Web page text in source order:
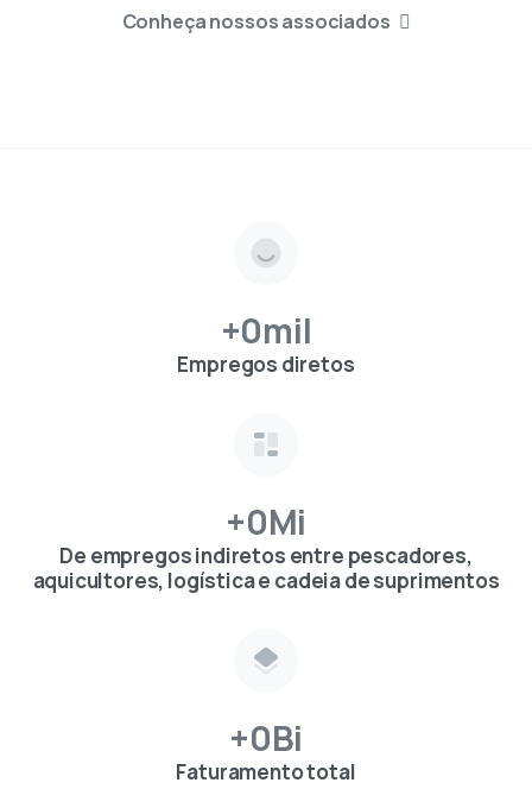
Conheça nossos associados
+0mil
Empregos diretos
+0Mi
De empregos indiretos entre pescadores,
aquicultores, logística e cadeia de suprimentos
+0Bi
Faturamento total